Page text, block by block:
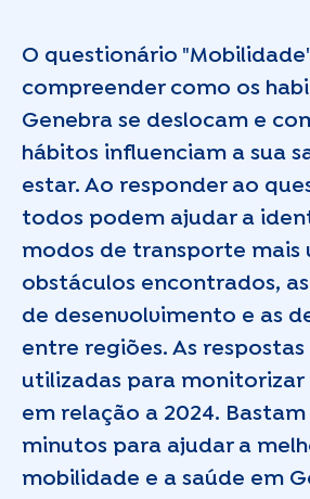
O questionário
compreender como os
Genebra se deslocam e
hábitos influenciam a sua
estar. Ao responder ao
todos podem ajudar a
modos de transporte mais
obstáculos encontrados,
de desenvolvimento e as
entre regiões. As
utilizadas para monitorizar
em relação a 2024. Bastam
minutos para ajudar a
mobilidade e a saúde em